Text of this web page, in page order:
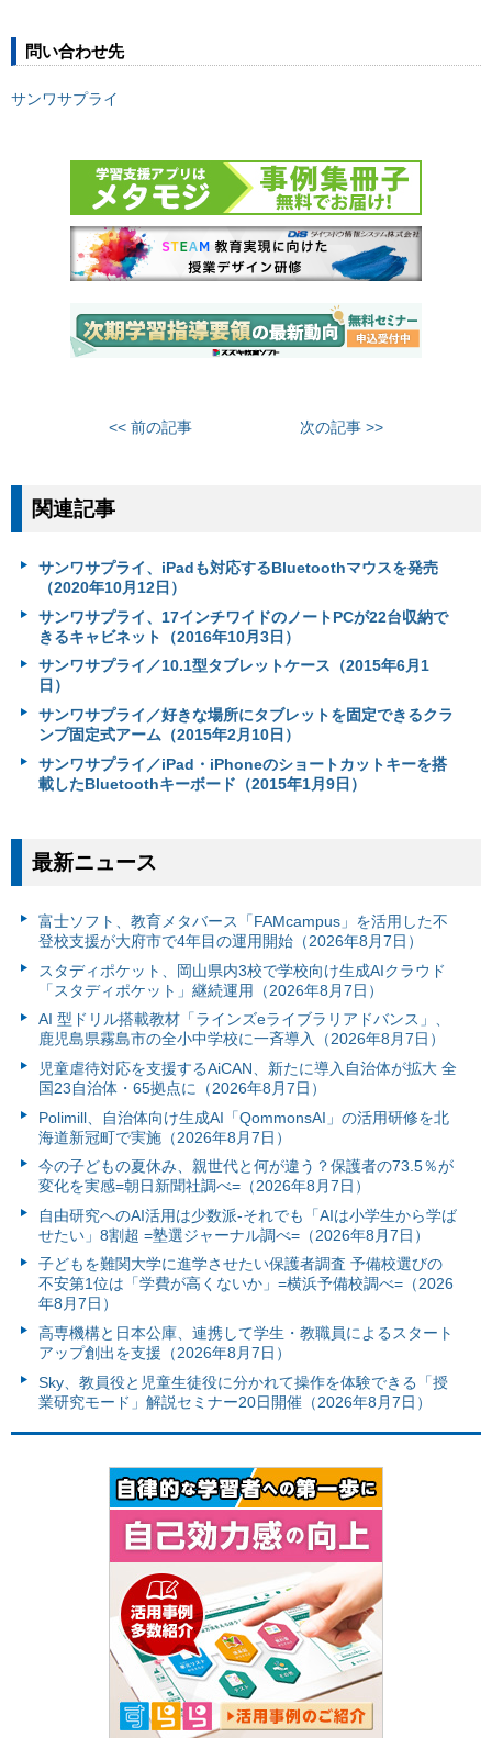
問い合わせ先
サンワサプライ
<< 前の記事 次の記事 >>
関連記事
サンワサプライ、iPadも対応するBluetoothマウスを発売
（2020年10月12日）
サンワサプライ、17インチワイドのノートPCが22台収納で
きるキャビネット（2016年10月3日）
サンワサプライ／10.1型タブレットケース（2015年6月1
日）
サンワサプライ／好きな場所にタブレットを固定できるクラ
ンプ固定式アーム（2015年2月10日）
サンワサプライ／iPad・iPhoneのショートカットキーを搭
載したBluetoothキーボード（2015年1月9日）
最新ニュース
富⼠ソフト、教育メタバース「FAMcampus」を活用した不
登校支援が大府市で4年目の運用開始（2026年8月7日）
スタディポケット、岡山県内3校で学校向け生成AIクラウド
「スタディポケット」継続運用（2026年8月7日）
AI 型ドリル搭載教材「ラインズeライブラリアドバンス」、
鹿児島県霧島市の全小中学校に一斉導入（2026年8月7日）
児童虐待対応を支援するAiCAN、新たに導入自治体が拡大 全
国23自治体・65拠点に（2026年8月7日）
Polimill、自治体向け生成AI「QommonsAI」の活用研修を北
海道新冠町で実施（2026年8月7日）
今の子どもの夏休み、親世代と何が違う？保護者の73.5％が
変化を実感=朝日新聞社調べ=（2026年8月7日）
自由研究へのAI活用は少数派-それでも「AIは小学生から学ば
せたい」8割超 =塾選ジャーナル調べ=（2026年8月7日）
子どもを難関大学に進学させたい保護者調査 予備校選びの
不安第1位は「学費が高くないか」=横浜予備校調べ=（2026
年8月7日）
高専機構と日本公庫、連携して学生・教職員によるスタート
アップ創出を支援（2026年8月7日）
Sky、教員役と児童生徒役に分かれて操作を体験できる「授
業研究モード」解説セミナー20日開催（2026年8月7日）